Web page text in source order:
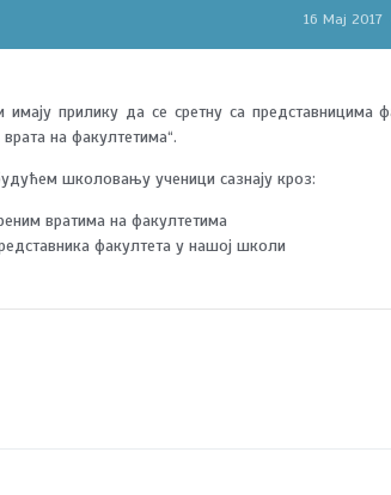
16 Мај 2017
прилику да се сретну са
на факултетима“.
школовању ученици сазнају кроз:
вратима на факултетима
факултета у нашој школи